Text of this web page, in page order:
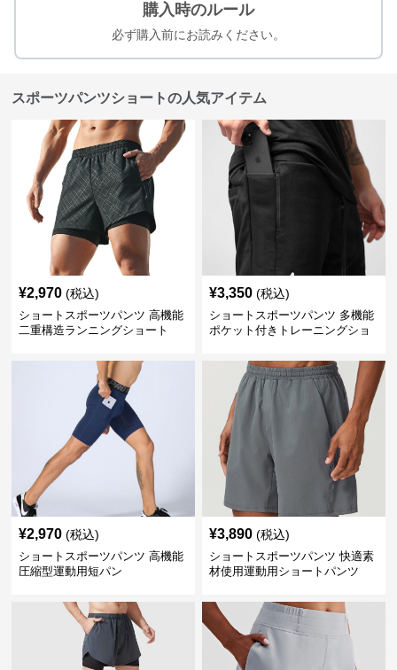
購入時のルール
必ず購入前にお読みください。
スポーツパンツショートの人気アイテム
¥2,970 (税込)
ショートスポーツパンツ 高機能
二重構造ランニングショート
¥3,350 (税込)
ショートスポーツパンツ 多機能
ポケット付きトレーニングショ
¥2,970 (税込)
ショートスポーツパンツ 高機能
圧縮型運動用短パン
¥3,890 (税込)
ショートスポーツパンツ 快適素
材使用運動用ショートパンツ